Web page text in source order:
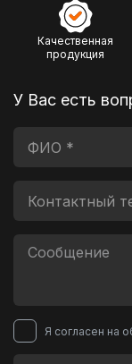
Качественная
продукция
У Вас есть
Я согласен на